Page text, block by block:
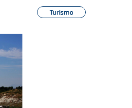
Turismo